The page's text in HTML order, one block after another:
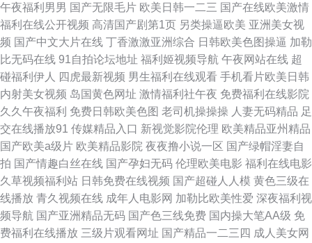
入口 韩国黄色片免费看 91大片高清 亚洲精品伊人专区AV 狼人AV论坛 91深
夜福利视频 超碰九一黄色热九九碰 欧美日韩电影淫 成人精品网站 久久久精
品日本一区二区三区 亚洲伊人久久成人 麻豆快播91 Jk美女 一区二区自拍在
线观看 白丝jK后入91 福利小视频 久草Av成人 欧韩高清视频 日韩国产欧美综
合 九九成人 91男人天堂网 九九福利视频综合楼 人妖自慰精汇编 豆花自拍社
区 欧美伊人婷婷网 深夜福利91瓜 黑丝白虎91 69片福利在线 亚州毛片在线
视频 美女网黄 99成人福利在线视频 国产精品操B 欧美一区二区福利 黄色一
午夜福利男男 国产无限毛片 欧美日韩一二三 国产在线欧美激情
福利在线公开视频 高清国产剧第1页 另类操逼欧美 亚洲美女视
频 国产中文大片在线 丁香激激亚洲综合 日韩欧美色图操逼 加勒
比无码在线 91自拍论坛地址 福利姬视频导航 午夜网站在线 超
碰福利伊人
四虎最新视频 男生福利在线观看 手机看片欧美日韩
内射美女视频 岛国黄色网址 激情福利社午夜 免费福利在线影院
久久午夜福利 免费日韩欧美色图 老司机操操操 人妻无码精品 足
交在线播放91 传媒精品入口 新视觉影院伦理 欧美精品亚州精品
国产欧美a级片 欧美精品影院 夜夜撸小说一区 国产绿帽淫妻自
拍 国产情趣白丝在线 国产孕妇无码 伦理欧美电影 福利在线电影
久草视频福利站 日韩免费在线视频 国产超碰人人模 黄色三级在
线播放 青久视频在线 成年人电影网 加勒比欧美性爱 深夜福利视
频导航 国产亚洲精品无码 国产色三线免费 国内操大笔AA级 免
费福利在线播放 三级片观看网址 国产精品一二三四 成人美女网